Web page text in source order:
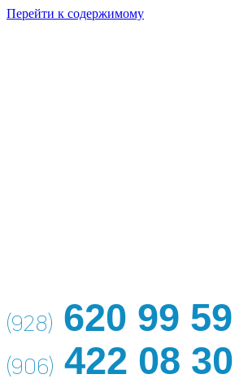
Перейти к содержимому
(928) 620 99 59
(906) 422 08 30